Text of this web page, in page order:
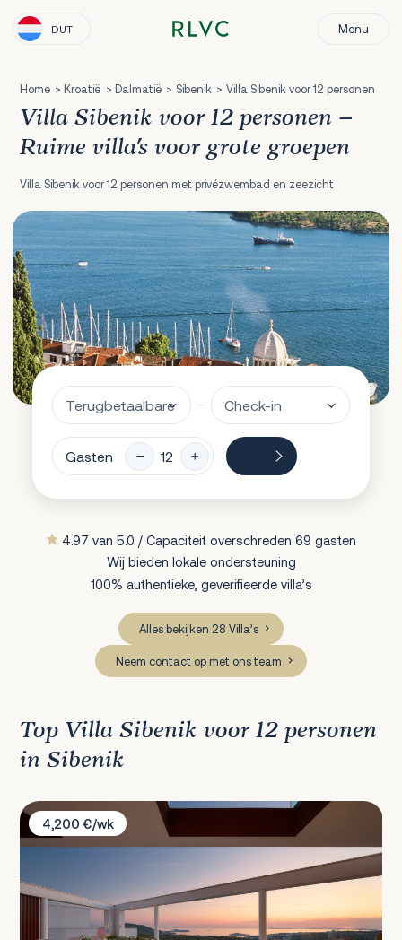
DUT Menu
Home Kroatië Dalmatië Sibenik Villa Sibenik voor 12 personen
Villa Sibenik voor 12 personen –
Ruime villa's voor grote groepen
Villa Sibenik voor 12 personen met privézwembad en zeezicht
Gasten
4.97 van 5.0 / Capaciteit overschreden 69 gasten
Wij bieden lokale ondersteuning
100% authentieke, geverifieerde villa’s
Alles bekijken 28 Villa’s
Neem contact op met ons team
Top Villa Sibenik voor 12 personen
in Sibenik
Villa Five K
4,200 €/wk